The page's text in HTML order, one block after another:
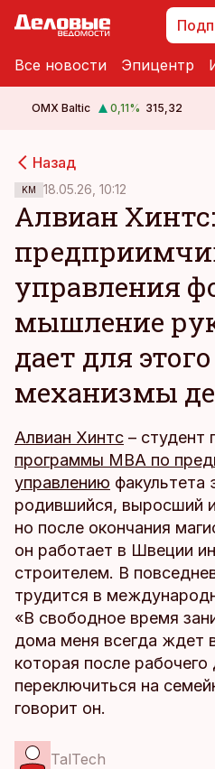
Все новости Эпицентр
OMX Baltic 0,11% 315,32
Назад
KM 18.05.26, 10:12
Алвиан
управления
мышление
дает для
механизмы
Алвиан Хинтс – студент
программы MBA по
управлению факультета
родившийся, выросший
но после окончания
он работает в Швеции
строителем. В
трудится в
«В свободное время
дома меня всегда ждет
которая после
переключиться на
говорит он.
TalTech